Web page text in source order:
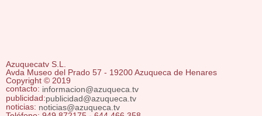
Azuquecatv S.L.
Avda Museo del Prado 57 - 19200 Azuqueca de Henares
Copyright © 2019
contacto: informacion@azuqueca.tv
publicidad:publicidad@azuqueca.tv
noticias: noticias@azuqueca.tv